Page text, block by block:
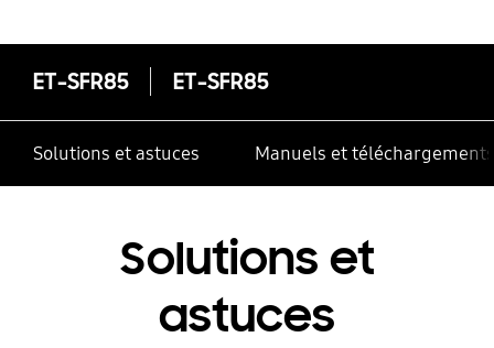
ET-SFR85 ET-SFR85
Solutions et astuces Manuels et téléchargements
Solutions et
astuces